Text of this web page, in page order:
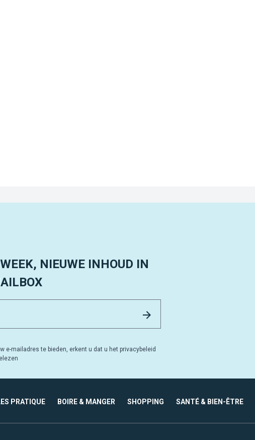
NIEUWE INHOUD IN
e-mailadres te bieden, erkent u dat u het privacybeleid
PRATIQUE BOIRE & MANGER SHOPPING SANTÉ & BIEN-ÊTRE